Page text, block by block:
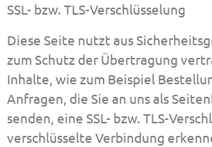
SSL- bzw. TLS-Verschlüsselung
Diese Seite nutzt aus
zum Schutz der Übertragung
Inhalte, wie zum Beispiel
Anfragen, die Sie an uns als
senden, eine SSL- bzw. TLS-
verschlüsselte Verbindung